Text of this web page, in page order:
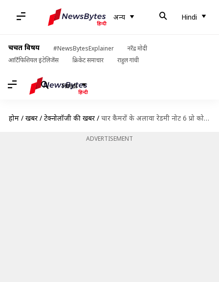
अन्य Hindi
चर्चित विषय #NewsBytesExplainer
नरेंद्र मोदी
आर्टिफिशियल इंटेलिजेंस
क्रिकेट समाचार राहुल गांधी
Hindi
होम / खबरें / टेक्नोलॉजी की खबरें / चार कैमरों के अलावा रेडमी नोट 6 प्रो को खास बनाते हैं ये फीचर्स
ADVERTISEMENT